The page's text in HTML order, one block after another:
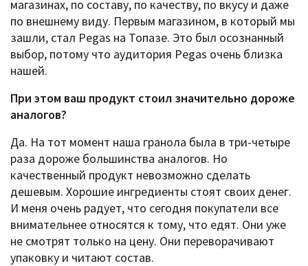
магазинах, по составу, по качеству, по вкусу и даже
по внешнему виду. Первым магазином, в который мы
зашли, стал Pegas на Топазе. Это был осознанный
выбор, потому что аудитория Pegas очень близка
нашей.
При этом ваш продукт стоил значительно дороже
аналогов?
Да. На тот момент наша гранола была в три-четыре
раза дороже большинства аналогов. Но
качественный продукт невозможно сделать
дешевым. Хорошие ингредиенты стоят своих денег.
И меня очень радует, что сегодня покупатели все
внимательнее относятся к тому, что едят. Они уже
не смотрят только на цену. Они переворачивают
упаковку и читают состав.